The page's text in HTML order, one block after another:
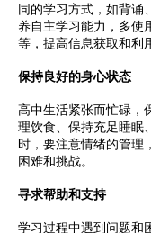
同的学习方式，如背诵
养自主学习能力，多使
等，提高信息获取和利
保持良好的身心状态
高中生活紧张而忙碌，
理饮食、保持充足睡眠
时，要注意情绪的管理
困难和挑战。
寻求帮助和支持
学习过程中遇到问题和